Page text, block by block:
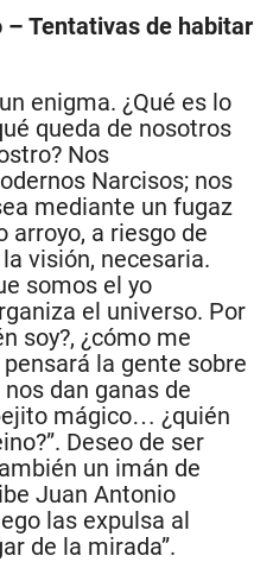
– Tentativas de habitar
enigma. ¿Qué es lo
queda de nosotros
Nos
Narcisos; nos
mediante un fugaz
arroyo, a riesgo de
visión, necesaria.
somos el yo
el universo. Por
soy?, ¿cómo me
la gente sobre
dan ganas de
mágico… ¿quién
Deseo de ser
un imán de
Juan Antonio
las expulsa al
de la mirada”.